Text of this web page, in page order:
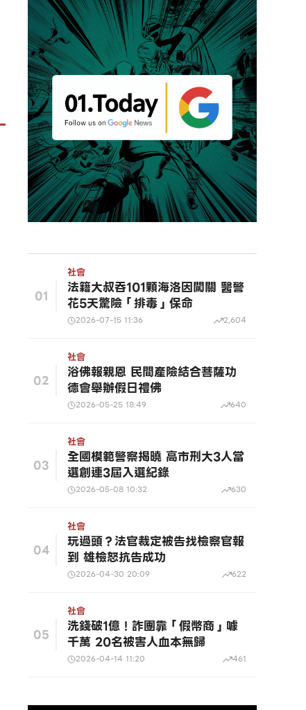
01
社會
法籍大叔吞101顆海洛因闖關 醫警
花5天驚險「排毒」保命
2026-07-15 11:36 2,604
02
社會
浴佛報親恩 民間產險結合菩薩功
德會舉辦假日禮佛
2026-05-25 18:49 640
03
社會
全國模範警察揭曉 高市刑大3人當
選創連3屆入選紀錄
2026-05-08 10:32 630
04
社會
玩過頭？法官裁定被告找檢察官報
到 雄檢怒抗告成功
2026-04-30 20:09 622
05
社會
洗錢破1億！詐團靠「假幣商」噱
千萬 20名被害人血本無歸
2026-04-14 11:20 461